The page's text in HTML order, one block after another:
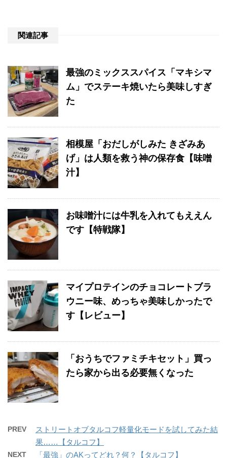
関連記事
最強のミックススパイス「マキシマ
ム」でステーキ焼いたら美味しすぎ
た
相模屋「おだしがしみた きざみあ
げ」は人類を救う神の保存食【味噌
汁】
お味噌汁には牛乳を入れてもええん
です【特戦隊】
マイプロテインのチョコレートブラ
ウニー味、めっちゃ美味しかったで
す【レビュー】
「おうちでファミチキセット」買っ
たら家から出る必要無くなった
PREV
ストリートオブタルコフ軽量化モードを試してみた結
果……【タルコフ】
NEXT 「最強」のAKってどれ？何？【タルコフ】